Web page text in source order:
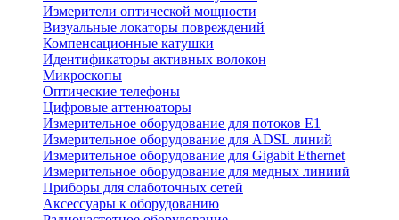
Измерители оптической мощности
Визуальные локаторы повреждений
Компенсационные катушки
Идентификаторы активных волокон
Микроскопы
Оптические телефоны
Цифровые аттенюаторы
Измерительное оборудование для потоков Е1
Измерительное оборудование для ADSL линий
Измерительное оборудование для Gigabit Ethernet
Измерительное оборудование для медных линиий
Приборы для слаботочных сетей
Аксессуары к оборудованию